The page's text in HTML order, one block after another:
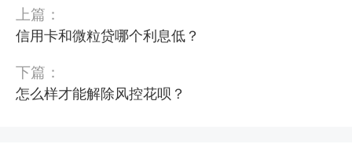
上篇：
信用卡和微粒贷哪个利息低？
下篇：
怎么样才能解除风控花呗？